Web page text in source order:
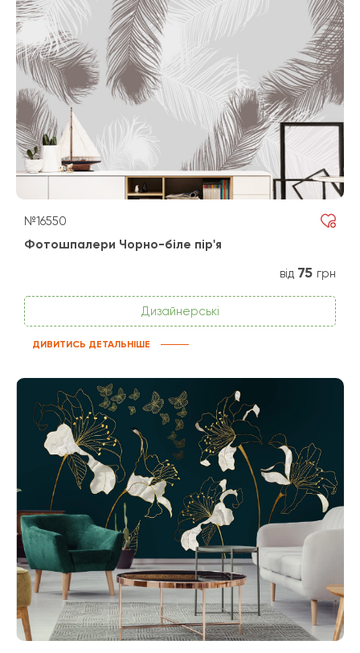
№16550
Фотошпалери Чорно-біле пір'я
від 75 грн
Дизайнерські
ДИВИТИСЬ ДЕТАЛЬНІШЕ